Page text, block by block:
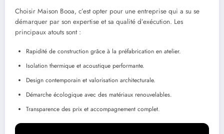
Choisir Maison Booa, c’est opter pour une entreprise qui a su se
démarquer par son expertise et sa qualité d’exécution. Les
principaux atouts sont :
Rapidité de construction grâce à la préfabrication en atelier.
Isolation thermique et acoustique performante.
Design contemporain et valorisation architecturale.
Démarche écologique avec des matériaux renouvelables.
Transparence des prix et accompagnement complet.